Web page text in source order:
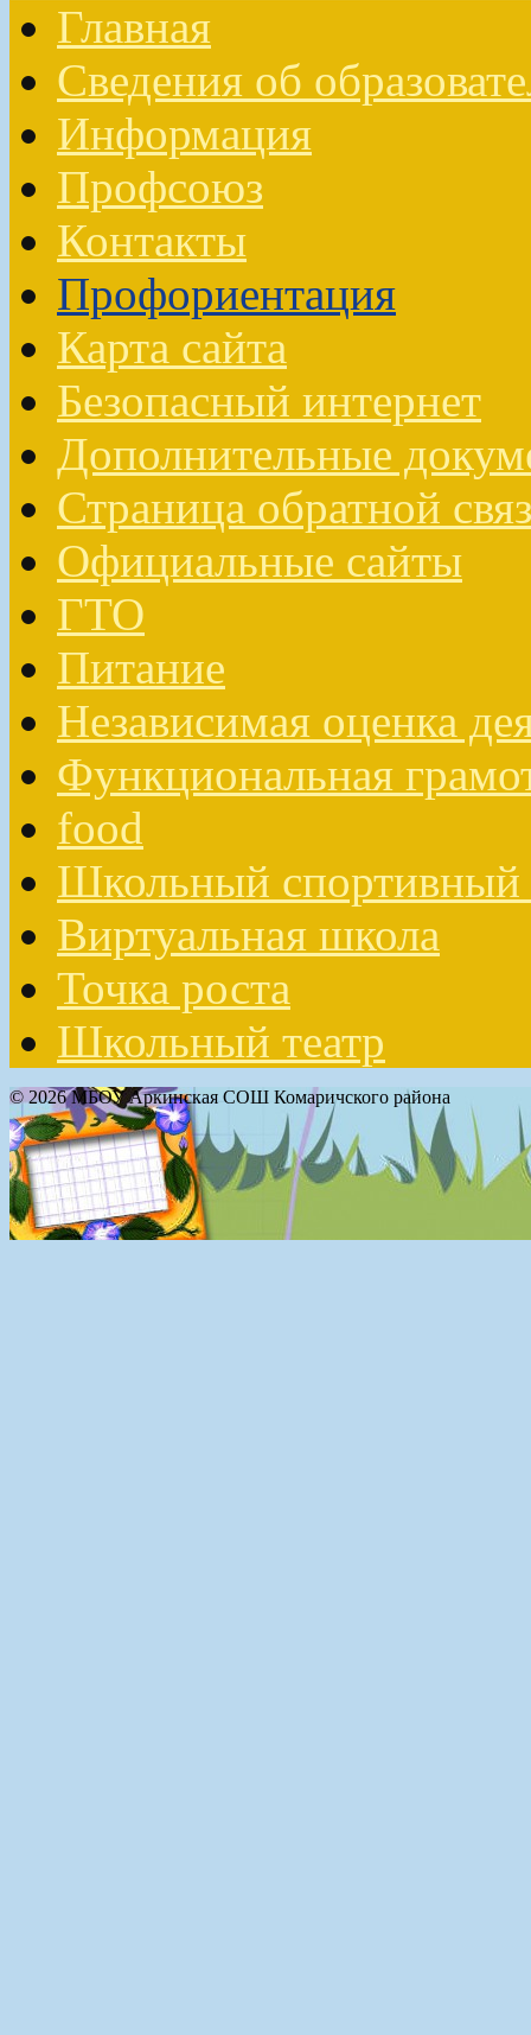
Главная
Сведения об
Информация
Профсоюз
Контакты
Профориентация
Карта сайта
Безопасный интернет
Дополнительные
Страница обратной
Официальные сайты
ГТО
Питание
Независимая оценка
Функциональная
food
Школьный спортивный
Виртуальная школа
Точка роста
Школьный театр
© 2026 МБОУ Аркинская СОШ Комаричского района